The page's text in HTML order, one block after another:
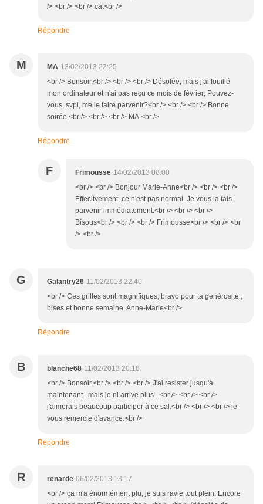
/> <br /> <br /> cat<br />
Répondre
M MA 13/02/2013 22:25
<br /> Bonsoir,<br /> <br /> <br /> Désolée, mais j'ai fouillé
mon ordinateur et n'ai pas reçu ce mois de février; Pouvez-
vous, svpl, me le faire parvenir?<br /> <br /> <br /> Bonne
soirée,<br /> <br /> <br /> MA.<br />
Répondre
F Frimousse 14/02/2013 08:00
<br /> <br /> Bonjour Marie-Anne<br /> <br /> <br />
Effecitvement, ce n'est pas normal. Je vous la fais
parvenir immédiatement.<br /> <br /> <br />
Bisous<br /> <br /> <br /> Frimousse<br /> <br /> <br
/> <br />
G Galantry26 11/02/2013 22:40
<br /> Ces grilles sont magnifiques, bravo pour ta générosité ;
bises et bonne semaine, Anne-Marie<br />
Répondre
B blanche68 11/02/2013 20:18
<br /> Bonsoir,<br /> <br /> <br /> J'ai resister jusqu'à
maintenant...mais je ni arrive plus...<br /> <br /> <br />
j'aimerais beaucoup participer à ce sal.<br /> <br /> <br /> je
vous remercie d'avance.<br />
Répondre
R renarde 06/02/2013 13:17
<br /> ça m'a énormément plu, je suis ravie tout plein. Encore